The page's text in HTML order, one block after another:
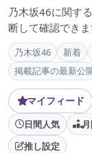
乃木坂46に関す
断して確認できま
乃木坂46 新着
掲載記事の最新公
マイフィード
日間人気
推し設定